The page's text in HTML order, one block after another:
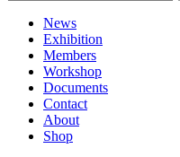
News
Exhibition
Members
Workshop
Documents
Contact
About
Shop